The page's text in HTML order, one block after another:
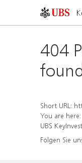
404
Short URL:
You are here:
UBS
Folgen Sie